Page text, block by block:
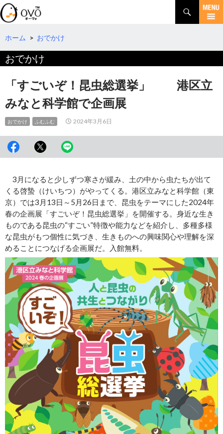
検
索
コ
テ
ツ
へ
ホーム > おでかけ
おでかけ
「すごいぞ！昆虫総選挙」 港区立
みなと科学館で企画展
おでかけ ふむふむ 2024年3月6日
3月になると少しずつ寒さが緩み、土の中から虫たちが出て
くる啓蟄（けいちつ）がやってくる。港区立みなと科学館（東
京）では3月13日～5月26日まで、昆虫をテーマにした2024年
春の企画展「すごいぞ！昆虫総選挙」を開催する。身近な生き
ものである昆虫の“すごい”特徴や能力などを紹介し、多種多様
な昆虫がもつ個性に気づき、生きものへの興味関心や理解を深
めることにつなげる企画展だ。入館無料。